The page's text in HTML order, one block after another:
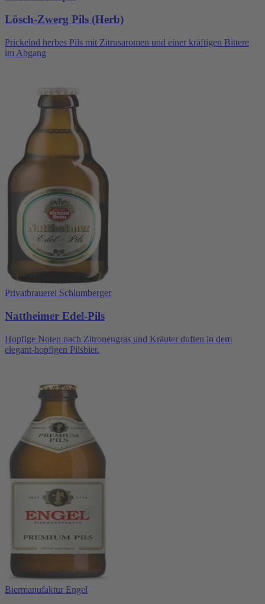
Lösch-Zwerg Pils (Herb)
Prickelnd herbes Pils mit Zitrusaromen und einer kräftigen Bittere
im Abgang
Privatbrauerei Schlumberger
Nattheimer Edel-Pils
Hopfige Noten nach Zitronengras und Kräuter duften in dem
elegant-hopfigen Pilsbier.
Biermanufaktur Engel